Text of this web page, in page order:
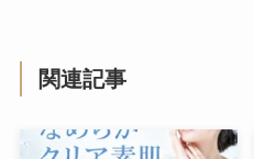
関連記事